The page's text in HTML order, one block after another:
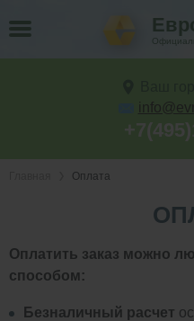
Оплата
Оплатить заказ можно
способом:
Безналичный расчет